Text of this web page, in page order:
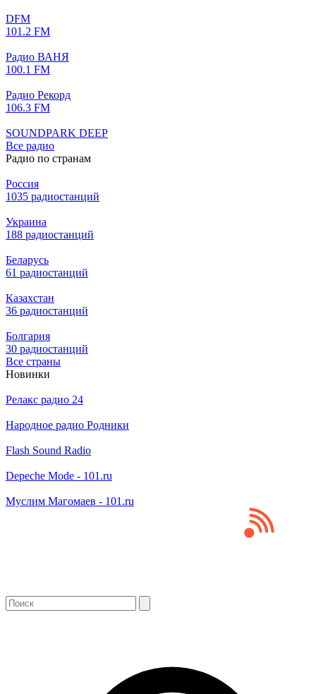
DFM
101.2 FM
Радио ВАНЯ
100.1 FM
Радио Рекорд
106.3 FM
SOUNDPARK DEEP
Все радио
Радио по странам
Россия
1035 радиостанций
Украина
188 радиостанций
Беларусь
61 радиостанций
Казахстан
36 радиостанций
Болгария
30 радиостанций
Все страны
Новинки
Релакс радио 24
Народное радио Родники
Flash Sound Radio
Depeche Mode - 101.ru
Муслим Магомаев - 101.ru